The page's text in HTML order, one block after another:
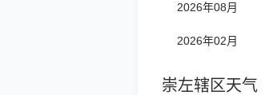
2026年08月
2026年02月
崇左辖区天气